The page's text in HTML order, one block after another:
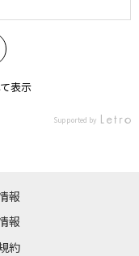
多治見南#秋キャンプ#
穫
表示
Supported by
報
報
約